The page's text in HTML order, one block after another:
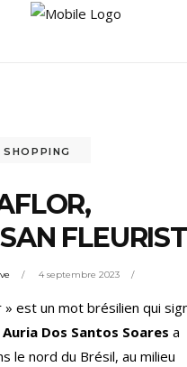
SHOPPING
4 septembre 2023
» est un mot brésilien qui
Auria Dos Santos Soares a
le nord du Brésil, au milieu